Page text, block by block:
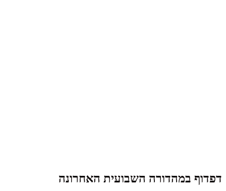
דפדוף במהדורה השבועית האחרונה